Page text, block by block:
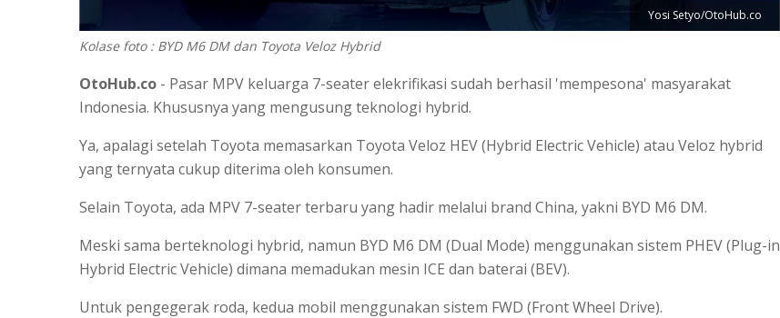
Yosi Setyo/OtoHub.co
Kolase foto : BYD M6 DM dan Toyota Veloz Hybrid
OtoHub.co - Pasar MPV keluarga 7-seater elekrifikasi sudah berhasil 'mempesona' masyarakat
Indonesia. Khususnya yang mengusung teknologi hybrid.
Ya, apalagi setelah Toyota memasarkan Toyota Veloz HEV (Hybrid Electric Vehicle) atau Veloz hybrid
yang ternyata cukup diterima oleh konsumen.
Selain Toyota, ada MPV 7-seater terbaru yang hadir melalui brand China, yakni BYD M6 DM.
Meski sama berteknologi hybrid, namun BYD M6 DM (Dual Mode) menggunakan sistem PHEV (Plug-in
Hybrid Electric Vehicle) dimana memadukan mesin ICE dan baterai (BEV).
Untuk pengegerak roda, kedua mobil menggunakan sistem FWD (Front Wheel Drive).